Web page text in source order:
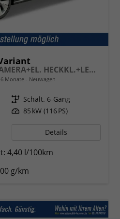
Limited (Life Plus) KAMERA+EL. HECKKL.+LED+17" ALU+ACC
Monate Neuwagen
Getriebe Schalt. 6-Gang
Leistung 85 kW (116 PS)
Details
4,40 l/100km
g/km